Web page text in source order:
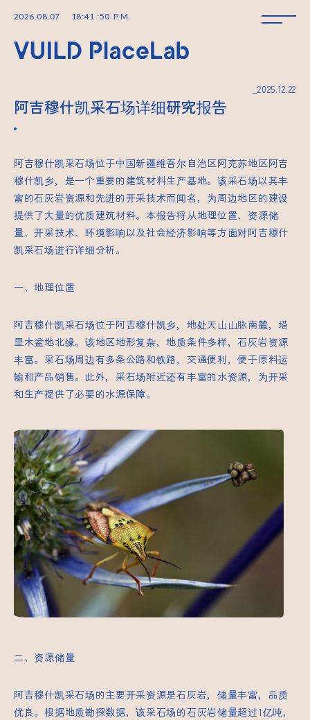
2026.08.07 18:41 :51 P.M.
_2025.12.22
阿吉穆什凯采石场详细研究报告
阿吉穆什凯采石场位于中国新疆维吾尔自治区阿克苏地区阿吉
穆什凯乡，是一个重要的建筑材料生产基地。该采石场以其丰
富的石灰岩资源和先进的开采技术而闻名，为周边地区的建设
提供了大量的优质建筑材料。本报告将从地理位置、资源储
量、开采技术、环境影响以及社会经济影响等方面对阿吉穆什
凯采石场进行详细分析。
一、地理位置
阿吉穆什凯采石场位于阿吉穆什凯乡，地处天山山脉南麓，塔
里木盆地北缘。该地区地形复杂，地质条件多样，石灰岩资源
丰富。采石场周边有多条公路和铁路，交通便利，便于原料运
输和产品销售。此外，采石场附近还有丰富的水资源，为开采
和生产提供了必要的水源保障。
二、资源储量
阿吉穆什凯采石场的主要开采资源是石灰岩，储量丰富，品质
优良。根据地质勘探数据，该采石场的石灰岩储量超过1亿吨，